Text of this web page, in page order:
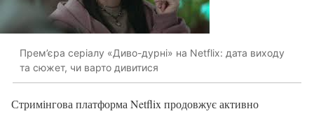
Прем’єра серіалу «Диво-дурні» на Netflix: дата виходу
та сюжет, чи варто дивитися
Стримінгова платформа Netflix продовжує активно